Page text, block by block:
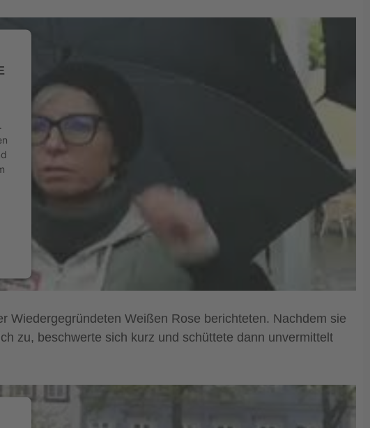
Wiedergegründeten Weißen Rose berichteten. Nachdem sie
zu, beschwerte sich kurz und schüttete dann unvermittelt